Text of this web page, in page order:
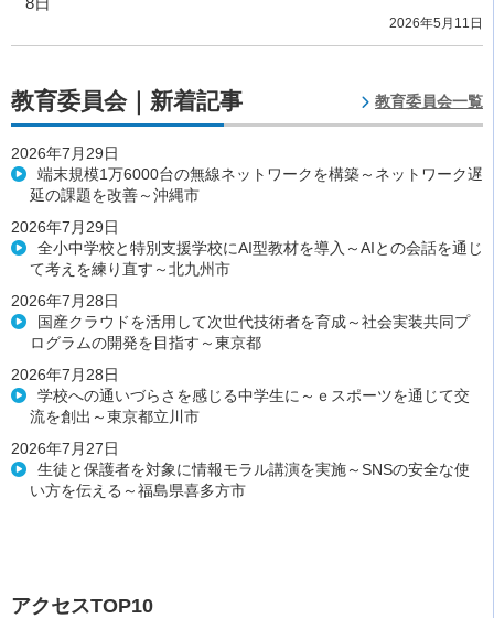
2026年5月11日
教育委員会｜新着記事 教育委員会一覧
2026年7月29日
端末規模1万6000台の無線ネットワークを構築～ネットワーク遅
延の課題を改善～沖縄市
2026年7月29日
全小中学校と特別支援学校にAI型教材を導入～AIとの会話を通じ
て考えを練り直す～北九州市
2026年7月28日
国産クラウドを活用して次世代技術者を育成～社会実装共同プ
ログラムの開発を目指す～東京都
2026年7月28日
学校への通いづらさを感じる中学生に～ｅスポーツを通じて交
流を創出～東京都立川市
2026年7月27日
生徒と保護者を対象に情報モラル講演を実施～SNSの安全な使
い方を伝える～福島県喜多方市
アクセスTOP10